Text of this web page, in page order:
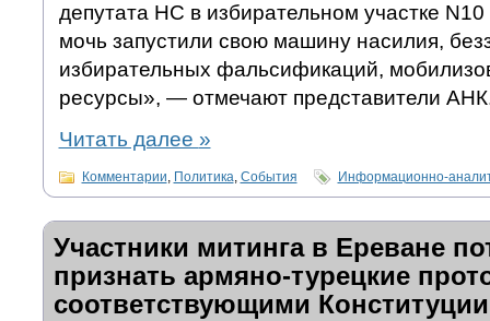
депутата НС в избирательном участке
мочь запустили свою машину насилия,
избирательных фальсификаций,
ресурсы», — отмечают представители
Читать далее »
Комментарии, Политика, События Информационно-
Участники митинга в Ереване
признать армяно-турецкие
соответствующими Конституции